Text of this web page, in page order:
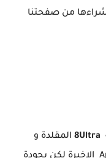
شراءها من صفحتنا
8Ultra المقلدة و